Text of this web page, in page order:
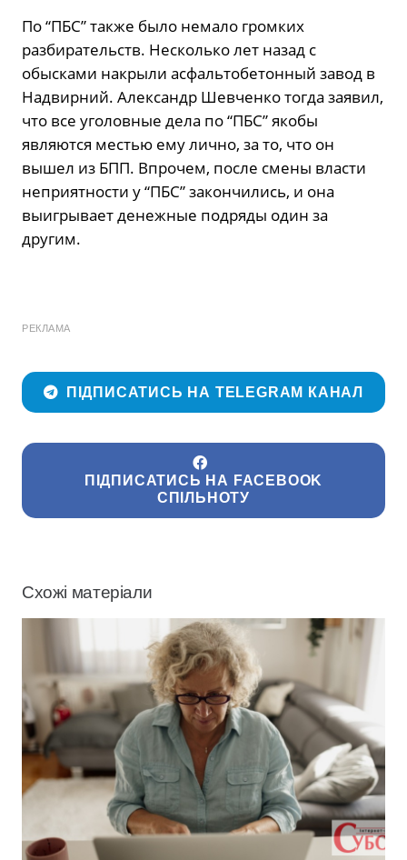
По “ПБС” также было немало громких
разбирательств. Несколько лет назад с
обысками накрыли асфальтобетонный завод в
Надвирний. Александр Шевченко тогда заявил,
что все уголовные дела по “ПБС” якобы
являются местью ему лично, за то, что он
вышел из БПП. Впрочем, после смены власти
неприятности у “ПБС” закончились, и она
выигрывает денежные подряды один за
другим.
РЕКЛАМА
ПІДПИСАТИСЬ НА TELEGRAM КАНАЛ
ПІДПИСАТИСЬ НА FACEBOOK
СПІЛЬНОТУ
Схожі матеріали